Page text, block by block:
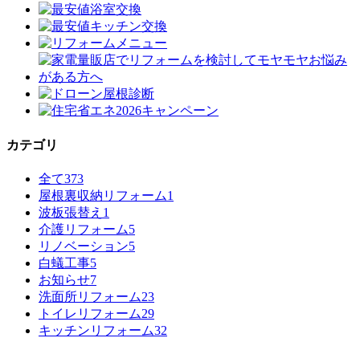
カテゴリ
全て373
屋根裏収納リフォーム1
波板張替え 1
介護リフォーム5
リノベーション5
白蟻工事5
お知らせ7
洗面所リフォーム23
トイレリフォーム29
キッチンリフォーム32